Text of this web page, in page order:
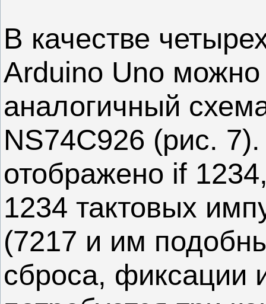
В качестве
Arduino Uno можно
аналогичный
NS74C926 (рис.
отображено if
1234 тактовых
(7217 и им
сброса, фиксации